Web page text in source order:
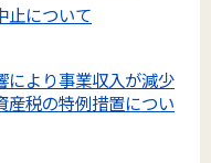
止について
により事業収入が減少
産税の特例措置につい